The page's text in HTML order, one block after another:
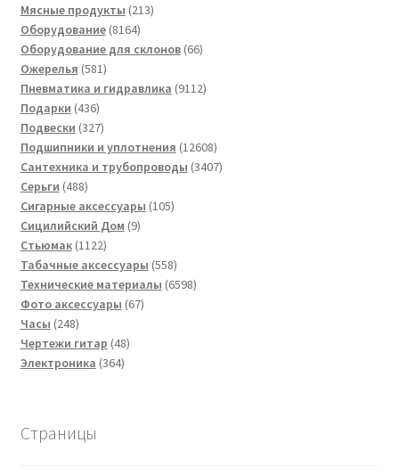
товар
Мясные продукты 213213
Оборудование 81648164
товара
Оборудование для склонов 6666
Ожерелья 581581
товар
Пневматика и гидравлика 91129112
Подарки 436436
товаров
Подвески 327327
товаров
Подшипники и уплотнения 1260812608
товаров
Сантехника и трубопроводы 34073407
Серьги 488488
товаров
Сигарные аксессуары 105105
Сицилийский Дом 99
Стьюмак 11221122
товара
Табачные аксессуары 558558
товаров
Технические материалы 65986598
Фото аксессуары 6767
Часы 248248
товаров
Чертежи гитар 4848
Электроника 364364
Страницы